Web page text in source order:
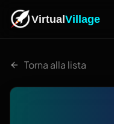
VirtualVillage
Torna alla lista